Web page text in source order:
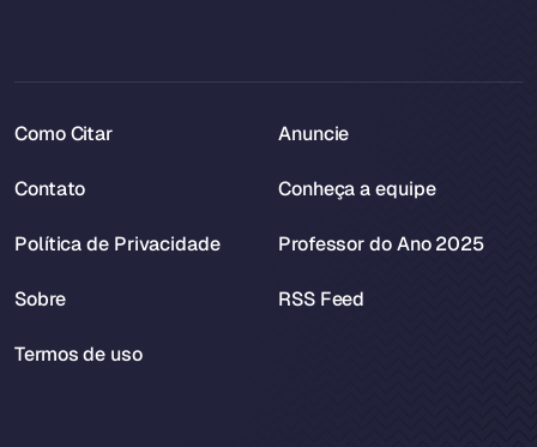
Como Citar
Contato
Política de Privacidade
Sobre
Termos de uso
Anuncie
Conheça a equipe
Professor do Ano 2025
RSS Feed